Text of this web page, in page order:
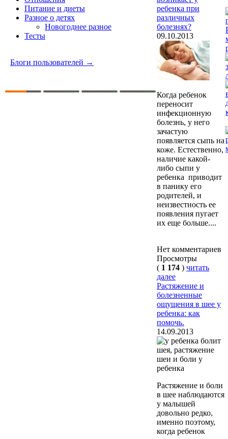
Питание и диеты
Разное о детях
Новогоднее разное
Тесты
Блоги пользователей →
ребенка при
различных
болезнях?
09.10.2013
Когда ребенок
переносит
инфекционную
болезнь, у него
зачастую
появляется сыпь на
коже. Естественно,
наличие какой-
либо сыпи у
ребенка приводит
в панику его
родителей, и
неизвестность ее
появления пугает
их еще больше....
Нет комментариев
Просмотры
( 1 174 ) читать
далее
Растяжение и
болезненные
ощущения в шее у
ребенка: как
помочь.
14.09.2013
Растяжение и боли
в шее наблюдаются
у малышей
довольно редко,
именно поэтому,
когда ребенок